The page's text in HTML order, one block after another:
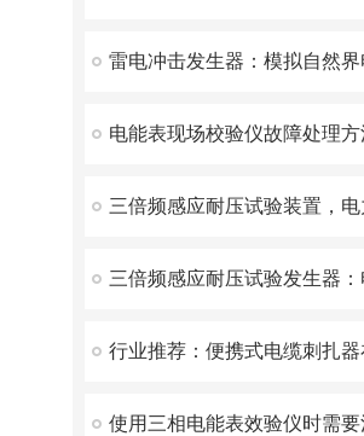
电能表现场校验仪故障处理方